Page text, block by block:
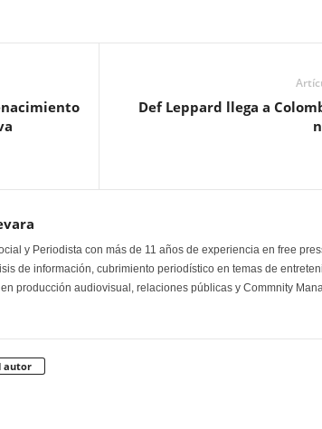
Def Leppard llega a
y Periodista con más de 11 años de experiencia en free
de información, cubrimiento periodístico en temas de
producción audiovisual, relaciones públicas y Commnity
autor